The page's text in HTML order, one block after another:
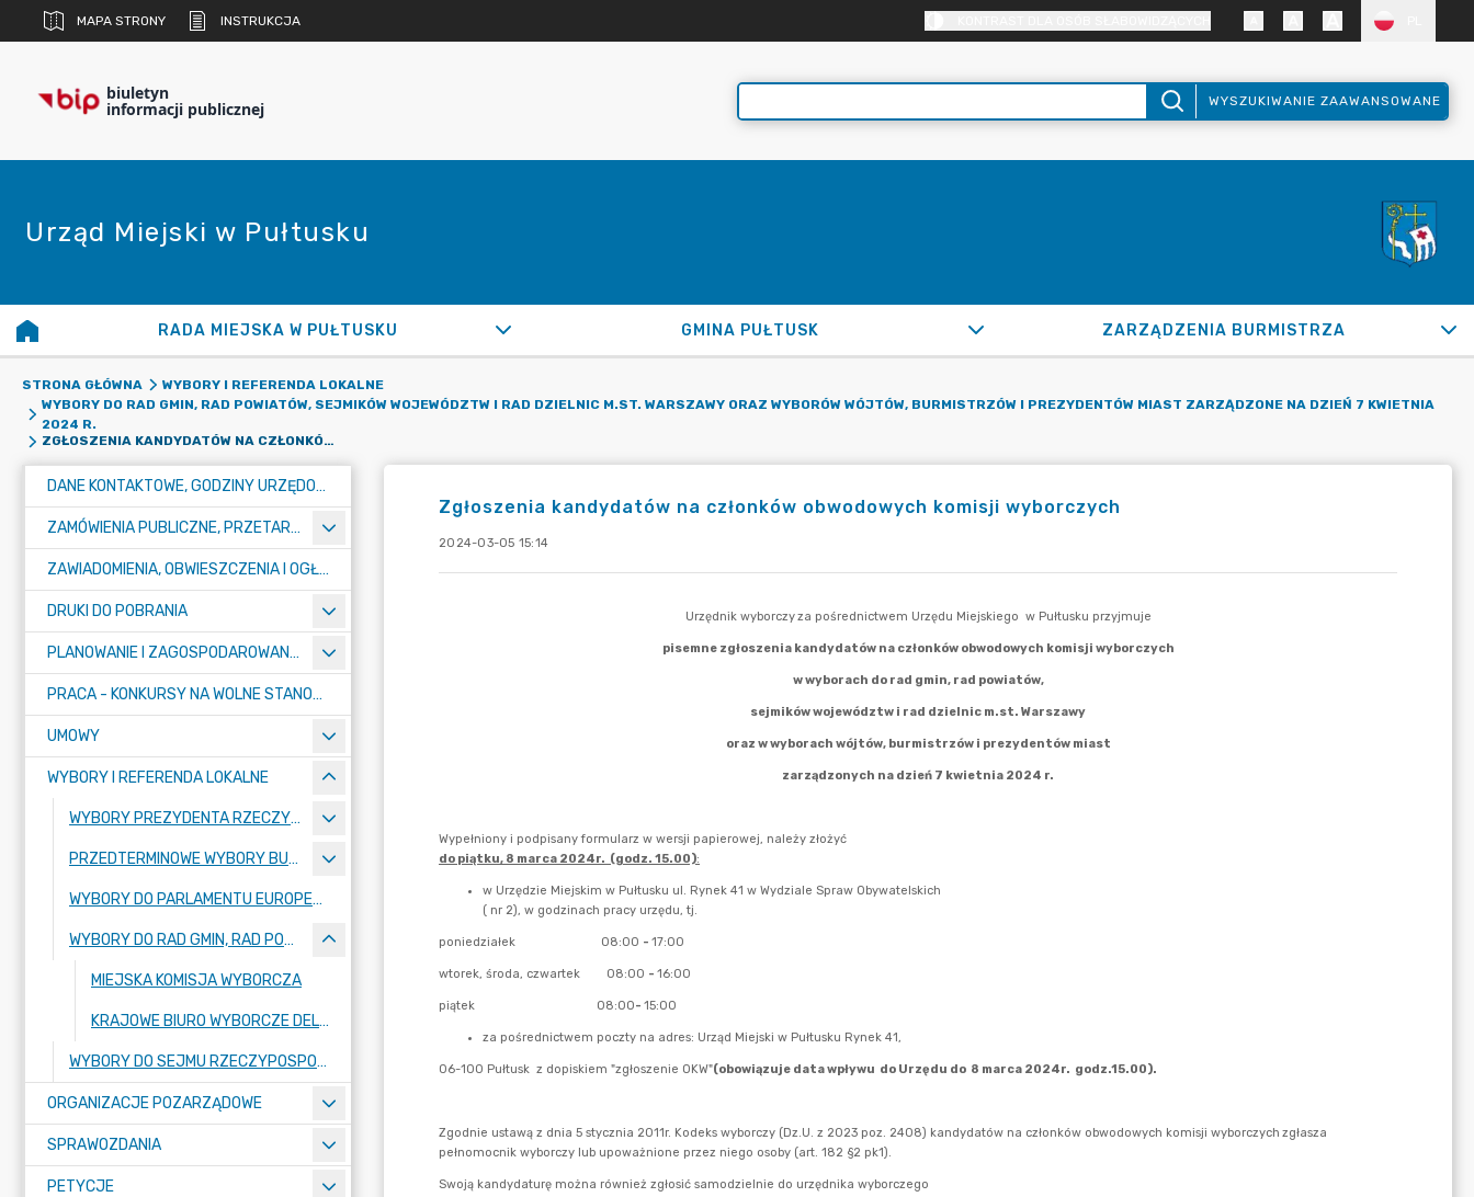
MAPA STRONY INSTRUKCJA
biuletyn
informacji publicznej WYSZUKIWANIE ZAAWANSOWANE
Urząd Miejski w Pułtusku
RADA MIEJSKA W PUŁTUSKU GMINA PUŁTUSK ZARZĄDZENIA BURMISTRZA
STRONA GŁÓWNA
WYBORY I REFERENDA LOKALNE
WYBORY DO RAD GMIN, RAD POWIATÓW, SEJMIKÓW WOJEWÓDZTW I RAD DZIELNIC M.ST. WARSZAWY ORAZ WYBORÓW WÓJTÓW, BURMISTRZÓW I PREZYDENTÓW MIAST ZARZĄDZONE NA DZIEŃ 7 KWIETNIA
2024 R.
ZGŁOSZENIA KANDYDATÓW NA CZŁONKÓW OBWODOWYCH KOMISJI WYBORCZYCH
DANE KONTAKTOWE, GODZINY URZĘDOWANIA I NUMER KONTA BANKOWEGO
ZAMÓWIENIA PUBLICZNE, PRZETARGI, KONKURSY
ZAWIADOMIENIA, OBWIESZCZENIA I OGŁOSZENIA
DRUKI DO POBRANIA
PLANOWANIE I ZAGOSPODAROWANIE PRZESTRZENNE
PRACA - KONKURSY NA WOLNE STANOWISKA
UMOWY
WYBORY I REFERENDA LOKALNE
WYBORY PREZYDENTA RZECZYPOSPOLITEJ POLSKIEJ 2025
PRZEDTERMINOWE WYBORY BURMISTRZA MIASTA PUŁTUSK
WYBORY DO PARLAMENTU EUROPEJSKIEGO ZARZĄDZONE NA DZIEŃ 9 CZERWCA 2024R.
WYBORY DO RAD GMIN, RAD POWIATÓW, SEJMIKÓW WOJEWÓDZTW I RAD DZIELNIC M.ST. WARSZAWY ORAZ WYBORÓW WÓJTÓW, BURMISTRZÓW I PREZYDENTÓW MIAST ZARZĄDZONE NA DZIEŃ 7 KWIETNIA 2024 R.
MIEJSKA KOMISJA WYBORCZA
KRAJOWE BIURO WYBORCZE DELEGATURA W OSTROŁĘCE
WYBORY DO SEJMU RZECZYPOSPOLITEJ POLSKIEJ I DO SENATU RZECZYPOSPOLITEJ POLSKIEJ ORAZ REFERENDUM OGÓLNOKRAJOWE, ZARZĄDZONE NA DZIEŃ 15 PAŹDZIERNIKA 2023R.
ORGANIZACJE POZARZĄDOWE
SPRAWOZDANIA
PETYCJE
Zgłoszenia kandydatów na członków obwodowych komisji wyborczych
2024-03-05 15:14